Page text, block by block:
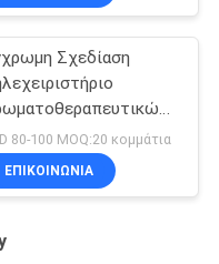
Σχεδίαση
80-100 MOQ:20 κομμάτια
ΕΠΙΚΟΙΝΩΝΊΑ